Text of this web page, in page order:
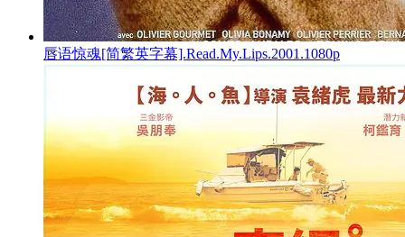
唇语惊魂[简繁英字幕].Read.My.Lips.2001.1080p